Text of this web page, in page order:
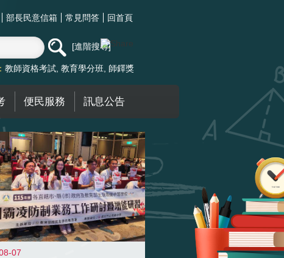
部長民意信箱 常見問答 回首頁
進階搜尋
教師資格考試 教育學分班 師鐸獎
便民服務 訊息公告
07